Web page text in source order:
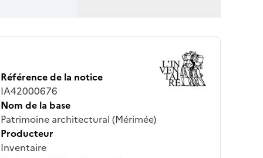
Référence de la notice
IA42000676
Nom de la base
Patrimoine architectural (Mérimée)
Producteur
Inventaire